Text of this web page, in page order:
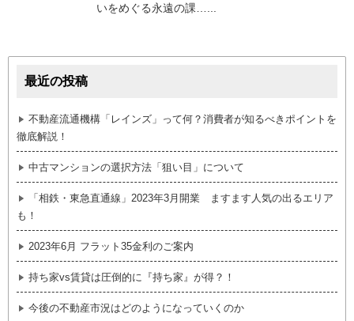
いをめぐる永遠の課…...
最近の投稿
不動産流通機構「レインズ」って何？消費者が知るべきポイントを
徹底解説！
中古マンションの選択方法「狙い目」について
「相鉄・東急直通線」2023年3月開業 ますます人気の出るエリア
も！
2023年6月 フラット35金利のご案内
持ち家vs賃貸は圧倒的に『持ち家』が得？！
今後の不動産市況はどのようになっていくのか